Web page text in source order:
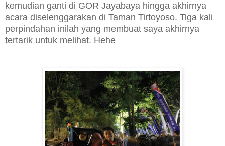
kemudian ganti di GOR Jayabaya hingga akhirnya
acara diselenggarakan di Taman Tirtoyoso. Tiga kali
perpindahan inilah yang membuat saya akhirnya
tertarik untuk melihat. Hehe